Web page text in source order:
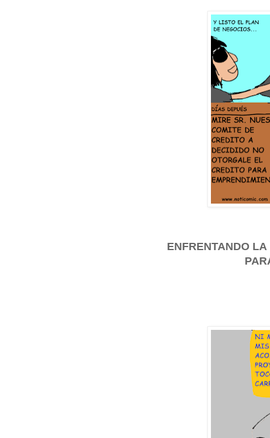
ENFRENTANDO